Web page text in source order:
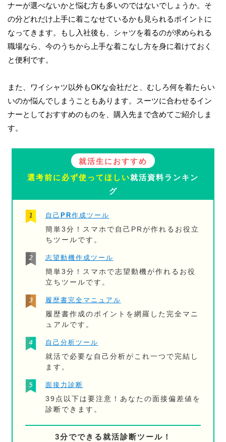
ナーが選べないかと悩む方も多いのではないでしょうか。そ
の分どれだけ上手に着こなせているかも見られるポイントに
なってきます。もし入社後も、シャツを着るのが求められる
職場なら、今のうちから上手な着こなし方を身に着けておく
と便利です。
また、ワイシャツ以外もOKな会社だと、むしろ何を着たらい
いのか悩んでしまうこともあります。スーツに合わせるイン
ナーとしておすすめのものを、購入先まで含めてご紹介しま
す。
就活生におすすめ
選考前に必ず使ってほしい就活資料ランキン
グ
自己PR作成ツール
簡単3分！スマホで自己PRが作れるお役立
ちツールです。
志望動機作成ツール
簡単3分！スマホで志望動機が作れるお役
立ちツールです。
履歴書完全マニュアル
履歴書作成のポイントを網羅した完全マニ
ュアルです。
自己分析ツール
就活で必要な自己分析がこれ一つで完結し
ます。
面接力診断
39点以下は要注意！あなたの面接偏差値を
診断できます。
3分でできる就活診断ツール！